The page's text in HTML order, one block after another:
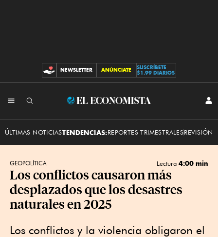
CONTRIBUCIONES
NEWSLETTER ANÚNCIATE
SUSCRÍBETE
$1.99 DIARIOS
El
ÚLTIMAS NOTICIASTENDENCIAS:REPORTES TRIMESTRALESREVISIÓN
GEOPOLÍTICA Lectura 4:00 min
Los conflictos causaron más
desplazados que los desastres
naturales en 2025
Los conflictos y la violencia obligaron el